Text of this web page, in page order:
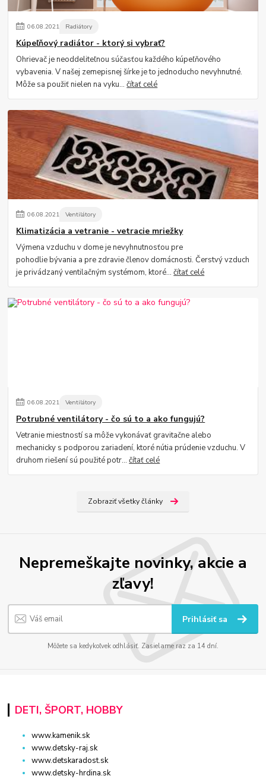
06.08.2021 Radiátory
Kúpeľňový radiátor - ktorý si vybrať?
Ohrievač je neoddeliteľnou súčasťou každého kúpeľňového
vybavenia. V našej zemepisnej šírke je to jednoducho nevyhnutné.
Môže sa použiť nielen na vyku...čítať celé
06.08.2021 Ventilátory
Klimatizácia a vetranie - vetracie mriežky
Výmena vzduchu v dome je nevyhnutnosťou pre
pohodlie bývania a pre zdravie členov domácnosti. Čerstvý vzduch
je privádzaný ventilačným systémom, ktoré...čítať celé
06.08.2021 Ventilátory
Potrubné ventilátory - čo sú to a ako fungujú?
Vetranie miestností sa môže vykonávať gravitačne alebo
mechanicky s podporou zariadení, ktoré nútia prúdenie vzduchu. V
druhom riešení sú použité potr...čítať celé
Zobraziť všetky články
Nepremeškajte novinky, akcie a
zľavy!
Prihlásiť sa
Môžete sa kedykoľvek odhlásiť. Zasielame raz za 14 dní.
DETI, ŠPORT, HOBBY
www.kamenik.sk
www.detsky-raj.sk
www.detskaradost.sk
www.detsky-hrdina.sk